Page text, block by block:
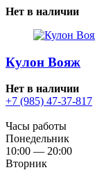
Нет в наличии
Кулон Вояж
Нет в наличии
+7 (985) 47-37-817
Часы работы
Понедельник
10:00 — 20:00
Вторник